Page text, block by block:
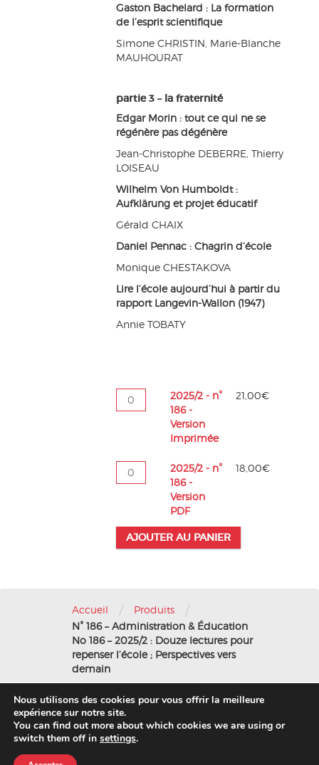
Gaston Bachelard : La formation
de l’esprit scientifique
Simone CHRISTIN, Marie-Blanche
MAUHOURAT
partie 3 – la fraternité
Edgar Morin : tout ce qui ne se
régénère pas dégénère
Jean-Christophe DEBERRE, Thierry
LOISEAU
Wilhelm Von Humboldt :
Aufklärung et projet éducatif
Gérald CHAIX
Daniel Pennac : Chagrin d’école
Monique CHESTAKOVA
Lire l’école aujourd’hui à partir du
rapport Langevin-Wallon (1947)
Annie TOBATY
quantité
de
186
2025/2 - n°
186 -
Version
Imprimée
21,00€
quantité
de
n°
186
-
2025/2 - n°
186 -
Version
PDF
18,00€
AJOUTER AU PANIER
Accueil / Produits /
N° 186 – Administration & Éducation
No 186 – 2025/2 : Douze lectures pour
repenser l’école ; Perspectives vers
demain
Nous contacter-Mentions légales
© 2016 AFAE
Nous utilisons des cookies pour vous offrir la meilleure
expérience sur notre site.
You can find out more about which cookies we are using or
switch them off in settings.